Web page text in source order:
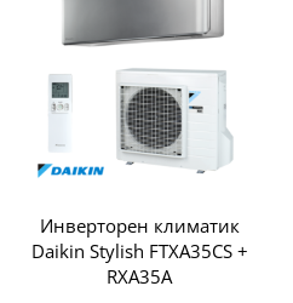
Инверторен климатик
Daikin Stylish FTXA35CS +
RXA35A